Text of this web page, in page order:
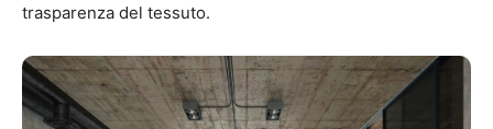
trasparenza del tessuto.